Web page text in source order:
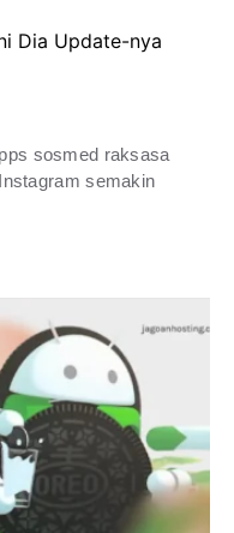
Dia Update-nya
sosmed raksasa
semakin